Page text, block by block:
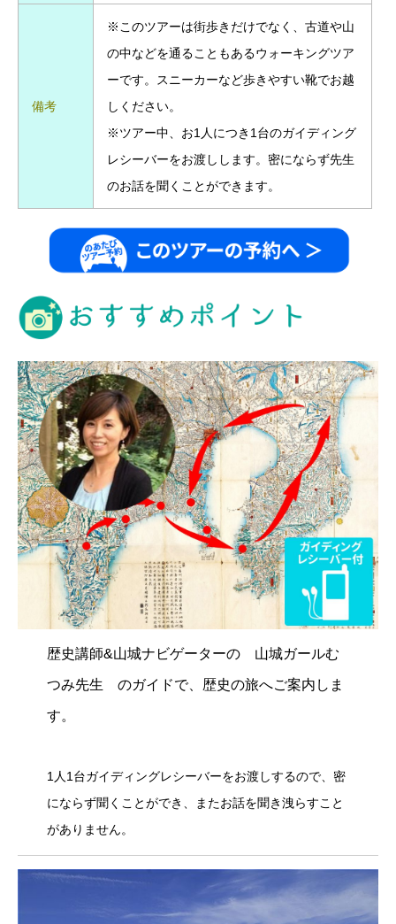
備考
※このツアーは街歩きだけでなく、古道や山
の中などを通ることもあるウォーキングツア
ーです。スニーカーなど歩きやすい靴でお越
しください。
※ツアー中、お1人につき1台のガイディング
レシーバーをお渡しします。密にならず先生
のお話を聞くことができます。
歴史講師&山城ナビゲーターの 山城ガールむ
つみ先生 のガイドで、歴史の旅へご案内しま
す。
1人1台ガイディングレシーバーをお渡しするので、密
にならず聞くことができ、またお話を聞き洩らすこと
がありません。